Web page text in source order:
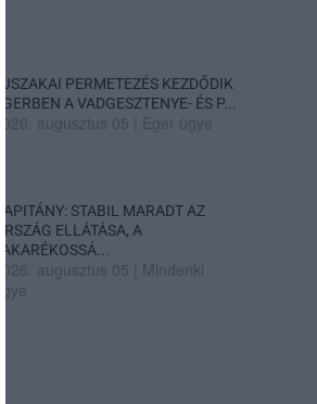
ÉJSZAKAI PERMETEZÉS KEZDŐDIK
EGERBEN A VADGESZTENYE- ÉS P...
2026. augusztus 05 Eger ügye
KAPITÁNY: STABIL MARADT AZ
ORSZÁG ELLÁTÁSA, A
TAKARÉKOSSÁ...
2026. augusztus 05
Mindenki
ügye